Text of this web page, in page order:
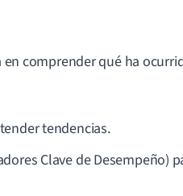
comprender qué ha
tendencias.
Clave de Desempeño)